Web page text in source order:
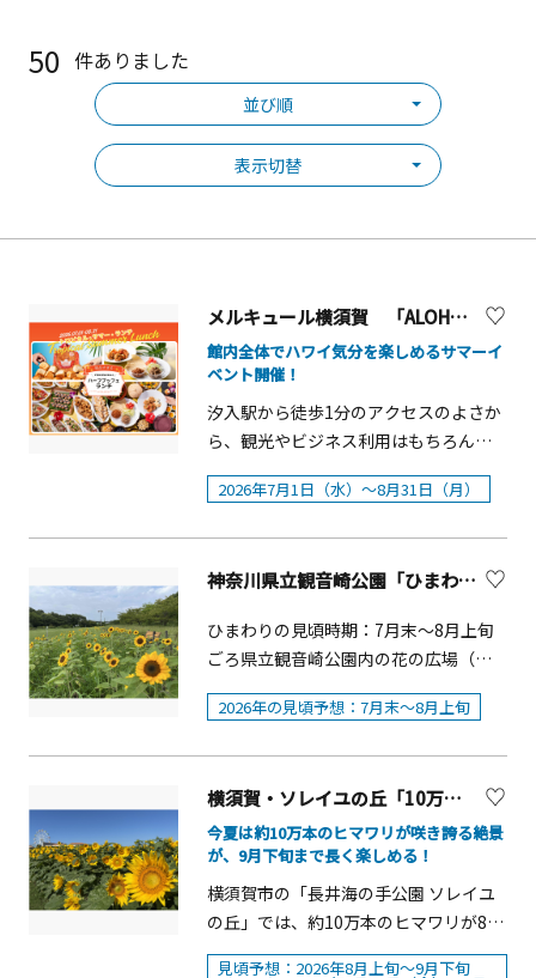
50 件ありました
並び順
表示切替
メルキュール横須賀 「ALOHA！ハワイフェア2026」
館内全体でハワイ気分を楽しめるサマーイ
ベント開催！
汐入駅から徒歩1分のアクセスのよさか
ら、観光やビジネス利用はもちろん、
長年地元の方々にも親しまれている地
域密着型のホテル「メルキュール横須
ント「ALOHA！ハワイフェア 2026」を
賀」は「DISCOVER LOCAL（ディスカ
バー・ローカル）」をコンセプトに、
横須賀・三浦半島ならではの旬の素材
や地元に息づく物語を織り込みなが
ら、季節ごとに異なるテーマでメニュ
ーやフェアを展開しています。今回は
国際色豊かな港町・横須賀の特色を活
かして、日本に居ながらハワイを満喫
できるさまざまな企画が目白押し。
■「絶品すぎる！YOKOSUKAのハーフ
ブッフェ・ランチ&nbsp;」～トロピカ
ル・サマー・ランチ ～ ■ Very Aloha!
2026年7月1日（水）～8月31日（月）
神奈川県立観音崎公園「ひまわり」【横須賀市】
ひまわりの見頃時期：7月末～8月上旬
ごろ県立観音崎公園内の花の広場（公
園各駐車場から徒歩約15分）のヒマワ
リは、広大な芝生広場に面し約3000本
き出た観音崎のほぼ全域に広がる広大
な公園。6月には各所にアジサイが咲
き、青や紫、白、ピンクなどの花々が
園内を彩ります。シイやタブを中心と
した照葉樹林の中を散策したり、海上
2026年の見頃予想：7月末～8月上旬
横須賀・ソレイユの丘「10万本のヒマワリ」
今夏は約10万本のヒマワリが咲き誇る絶景
が、9月下旬まで長く楽しめる！
横須賀市の「長井海の手公園 ソレイユ
の丘」では、約10万本のヒマワリが8月
上旬から見頃を迎えます。今年は植え
見頃予想：2026年8月上旬～9月下旬